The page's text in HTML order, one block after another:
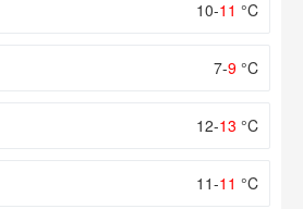
10-11 °C
7-9 °C
12-13 °C
11-11 °C